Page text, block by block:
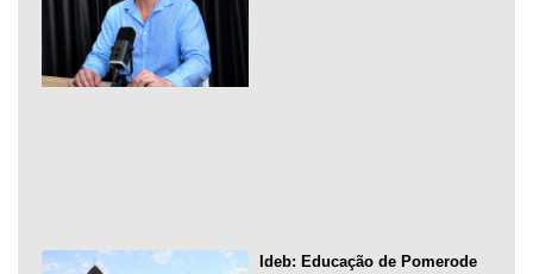
Ideb: Educação de Pomerode